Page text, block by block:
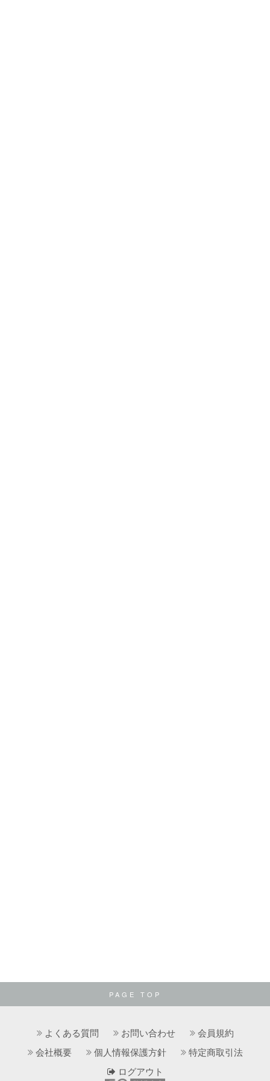
PAGE TOP
よくある質問 お問い合わせ
会員規約
会社概要
個人情報保護方針
特定商取引法
ログアウト